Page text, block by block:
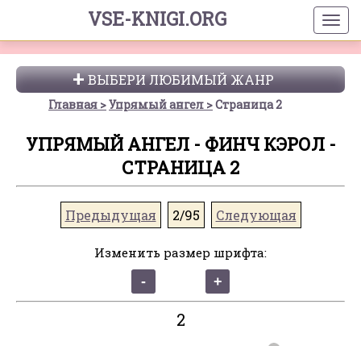
VSE-KNIGI.ORG
ВЫБЕРИ ЛЮБИМЫЙ ЖАНР
Главная Упрямый ангел Страница 2
УПРЯМЫЙ АНГЕЛ - ФИНЧ КЭРОЛ -
СТРАНИЦА 2
Предыдущая 2/95 Следующая
Изменить размер шрифта:
2